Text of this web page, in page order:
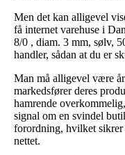
Men det kan alligevel
få internet varehuse i
8/0 , diam. 3 mm, sølv,
handler, sådan at du er
Man må alligevel være
markedsfører deres
hamrende
signal om en svindel
forordning, hvilket
nettet.